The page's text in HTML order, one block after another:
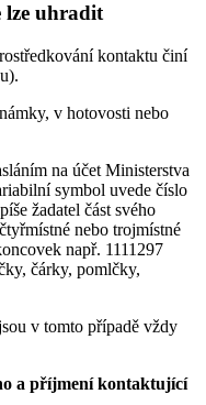
lze uhradit
kontaktu činí
v hotovosti nebo
na účet Ministerstva
symbol uvede číslo
žadatel část svého
nebo trojmístné
např. 1111297
čárky, pomlčky,
v tomto případě vždy
a příjmení kontaktující